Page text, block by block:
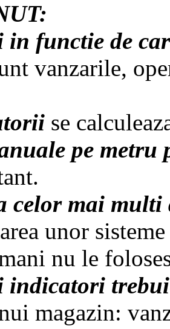
functie de
vanzarile,
se
pe metru
celor mai
unor
nu le
magazin: